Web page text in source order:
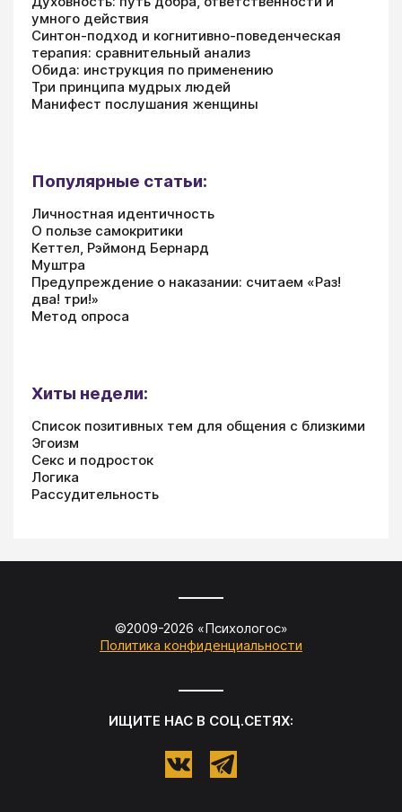
умного действия
Синтон-подход и когнитивно-поведенческая
терапия: сравнительный анализ
Обида: инструкция по применению
Три принципа мудрых людей
Манифест послушания женщины
Популярные статьи:
Личностная идентичность
О пользе самокритики
Кеттел, Рэймонд Бернард
Муштра
Предупреждение о наказании: считаем «Раз!
два! три!»
Метод опроса
Хиты недели:
Список позитивных тем для общения с близкими
Эгоизм
Секс и подросток
Логика
Рассудительность
©2009-2026 «Психологос»
Политика конфиденциальности
ИЩИТЕ НАС В СОЦ.СЕТЯХ: